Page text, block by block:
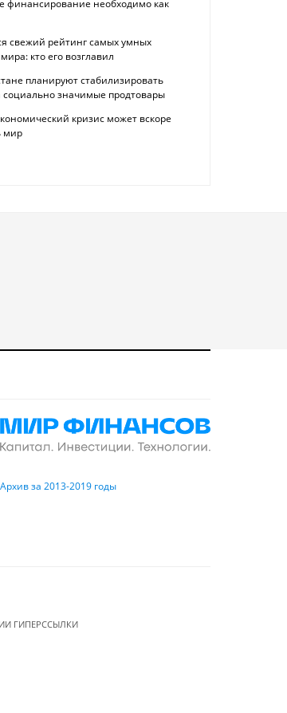
финансирование необходимо как
свежий рейтинг самых умных
кто его возглавил
планируют стабилизировать
значимые продтовары
кризис может вскоре
мир
Архив за 2013-2019 годы
ГИПЕРССЫЛКИ